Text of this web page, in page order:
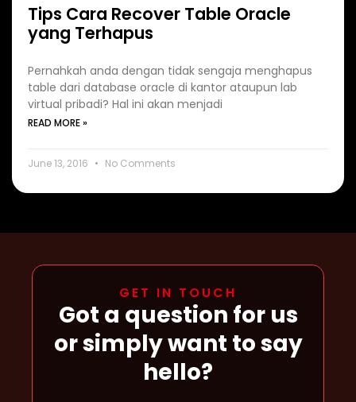
Tips Cara Recover Table Oracle
yang Terhapus
Pernahkah anda dengan tidak sengaja menghapus
table dari database oracle di kantor ataupun lab
virtual pribadi? Hal ini akan menjadi
READ MORE »
June 13, 2016 No Comments
GET IN TOUCH
Got a question for us
or simply want to say
hello?